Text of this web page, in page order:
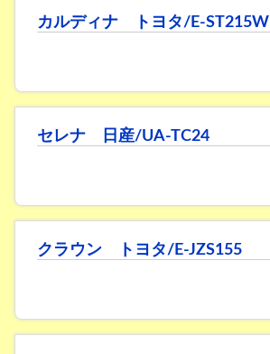
カルディナ トヨタ/E-ST215W
セレナ 日産/UA-TC24
クラウン トヨタ/E-JZS155